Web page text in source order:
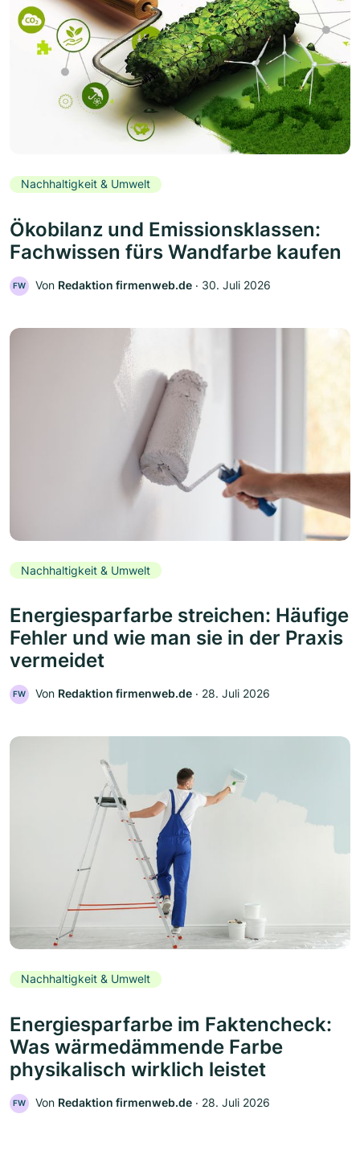
Nachhaltigkeit & Umwelt
Ökobilanz und Emissionsklassen:
Fachwissen fürs Wandfarbe kaufen
FW Von Redaktion firmenweb.de ‧ 30. Juli 2026
Nachhaltigkeit & Umwelt
Energiesparfarbe streichen: Häufige
Fehler und wie man sie in der Praxis
vermeidet
FW Von Redaktion firmenweb.de ‧ 28. Juli 2026
Nachhaltigkeit & Umwelt
Energiesparfarbe im Faktencheck:
Was wärmedämmende Farbe
physikalisch wirklich leistet
FW Von Redaktion firmenweb.de ‧ 28. Juli 2026